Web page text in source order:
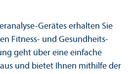
Gerätes erhalten Sie
Fitness- und Gesundheits­
geht über eine einfache
und bietet Ihnen mithilfe der